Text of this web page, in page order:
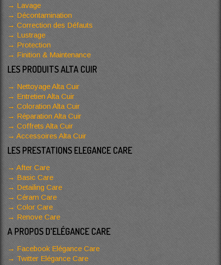
Lavage
Décontamination
Correction des Défauts
Lustrage
Protection
Finition & Maintenance
LES PRODUITS ALTA CUIR
Nettoyage Alta Cuir
Entretien Alta Cuir
Coloration Alta Cuir
Réparation Alta Cuir
Coffrets Alta Cuir
Accessoires Alta Cuir
LES PRESTATIONS ELEGANCE CARE
After Care
Basic Care
Detailing Care
Céram Care
Color Care
Renove Care
A PROPOS D'ELÉGANCE CARE
Facebook Elégance Care
Twitter Elégance Care